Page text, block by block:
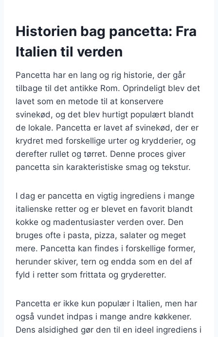
Historien bag pancetta: Fra
Italien til verden
Pancetta har en lang og rig historie, der går
tilbage til det antikke Rom. Oprindeligt blev det
lavet som en metode til at konservere
svinekød, og det blev hurtigt populært blandt
de lokale. Pancetta er lavet af svinekød, der er
krydret med forskellige urter og krydderier, og
derefter rullet og tørret. Denne proces giver
pancetta sin karakteristiske smag og tekstur.
I dag er pancetta en vigtig ingrediens i mange
italienske retter og er blevet en favorit blandt
kokke og madentusiaster verden over. Den
bruges ofte i pasta, pizza, salater og meget
mere. Pancetta kan findes i forskellige former,
herunder skiver, tern og endda som en del af
fyld i retter som frittata og gryderetter.
Pancetta er ikke kun populær i Italien, men har
også vundet indpas i mange andre køkkener.
Dens alsidighed gør den til en ideel ingrediens i